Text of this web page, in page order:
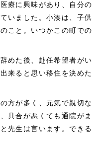
療に興味があり、自分
いました。小湊は、子
こと。いつかこの町で
めた後、赴任希望者が
来ると思い移住を決めた
方が多く、元気で親切
具合が悪くても通院が
先生は言います。でき